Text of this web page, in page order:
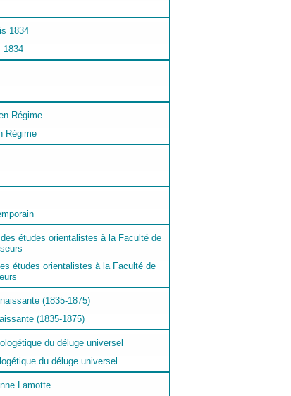
1834
Régime
études orientalistes à la Faculté de
(1835-1875)
du déluge universel